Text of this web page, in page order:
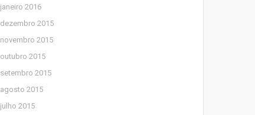
janeiro 2016
dezembro 2015
novembro 2015
outubro 2015
setembro 2015
agosto 2015
julho 2015